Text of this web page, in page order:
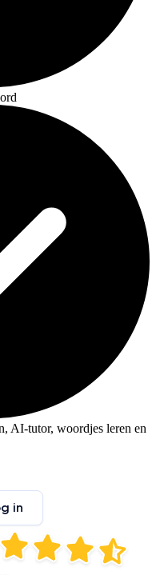
AI-tutor, woordjes leren en
in